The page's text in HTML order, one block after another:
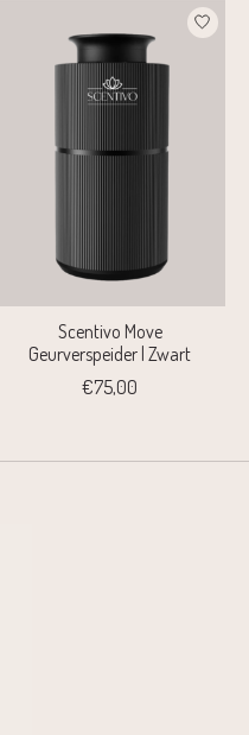
Scentivo Move
Geurverspeider | Zwart
€75,00